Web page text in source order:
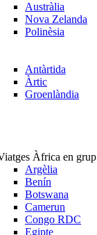
Austràlia
Nova Zelanda
Polinèsia
Antàrtida
Àrtic
Groenlàndia
Àfrica en grup
Argèlia
Benín
Botswana
Camerun
Congo RDC
Egipte